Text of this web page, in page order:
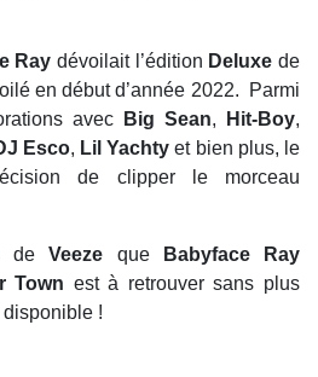
Ray dévoilait l’édition Deluxede
en début d’année 2022. Parmi
avec
Big Sean, Hit-Boy,
Esco, Lil Yachty et bien plus, le
de clipper le morceau
deVeeze que
Babyface Ray
Town est à retrouver sans plus
!